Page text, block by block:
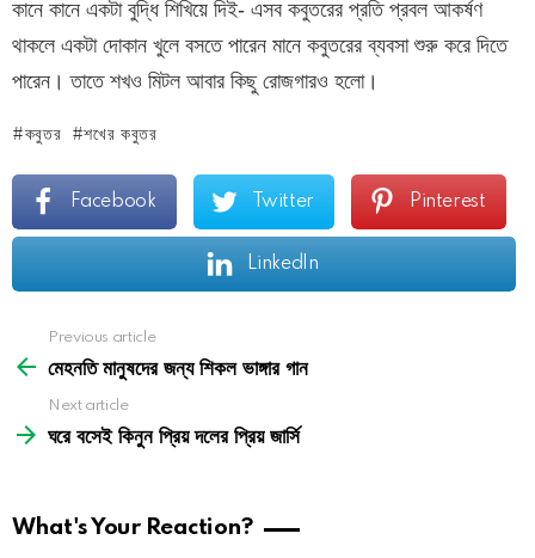
কানে কানে একটা বুদ্ধি শিখিয়ে দিই- এসব কবুতরের প্রতি প্রবল আকর্ষণ
থাকলে একটা দোকান খুলে বসতে পারেন মানে কবুতরের ব্যবসা শুরু করে দিতে
পারেন। তাতে শখও মিটল আবার কিছু রোজগারও হলো।
কবুতর শখের কবুতর
Facebook Twitter Pinterest
LinkedIn
more
Previous article
মেহনতি মানুষদের জন্য শিকল ভাঙ্গার গান
Next article
ঘরে বসেই কিনুন প্রিয় দলের প্রিয় জার্সি
What's Your Reaction?